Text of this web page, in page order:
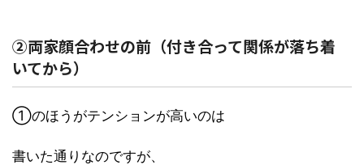
②両家顔合わせの前（付き合って関係が落ち着
いてから）
①のほうがテンションが高いのは
書いた通りなのですが、